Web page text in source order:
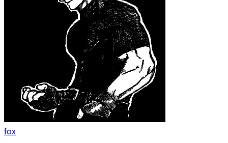
fox